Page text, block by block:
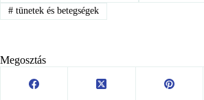
#tünetek és betegségek
Megosztás